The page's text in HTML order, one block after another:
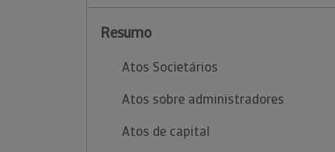
Resumo
Atos Societários
Atos sobre administradores
Atos de capital